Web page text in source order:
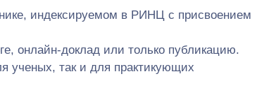
индексируемом в РИНЦ с присвоением
онлайн-доклад или только публикацию.
ученых, так и для практикующих